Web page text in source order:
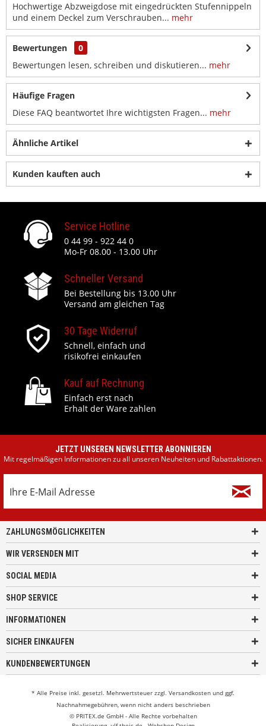
Hochwertige Abzweigdose mit eingedrückten Stufennippeln
und einem Deckel zum Verschrauben... mehr
Bewertungen
0
Bewertungen lesen, schreiben und diskutieren... mehr
Häufige Fragen
Diese FAQ beantwortet Ihre wichtigsten Fragen... mehr
Ähnliche Artikel
Kunden kauften auch
Service Hotline
0 44 99 - 922 44 0
Mo-Fr 08.00 - 13.00 Uhr
Schneller Versand
Bei Bestellung bis 13.00 Uhr
Versand am gleichen Tag
30 Tage Widerruf
Schnell, einfach und
risikofrei einkaufen
Kauf auf Rechnung
Einfach erst nach
Erhalt der Ware zahlen
JETZT UNSEREN NEWSLETTER ABONNIEREN
Mit regelmäßigen Informationen zu all unseren Neuheiten und Rabattaktionen.
ZAHLUNGSMÖGLICHKEITEN
WIR VERSENDEN MIT
SOCIAL MEDIA
SHOP SERVICE
INFORMATIONEN
SICHER EINKAUFEN
KUNDENBEWERTUNGEN
* Alle Preise inkl. gesetzl. Mehrwertsteuer zzgl. Versandkosten und ggf.
Nachnahmegebühren, wenn nicht anders beschrieben
© PRITEX.de GmbH - Alle Rechte vorbehalten